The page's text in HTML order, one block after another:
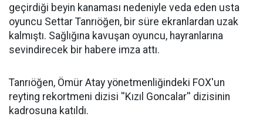
geçirdiği beyin kanaması nedeniyle veda eden usta
oyuncu Settar Tanrıöğen, bir süre ekranlardan uzak
kalmıştı. Sağlığına kavuşan oyuncu, hayranlarına
sevindirecek bir habere imza attı.
Tanrıöğen, Ömür Atay yönetmenliğindeki FOX'un
reyting rekortmeni dizisi ''Kızıl Goncalar'' dizisinin
kadrosuna katıldı.